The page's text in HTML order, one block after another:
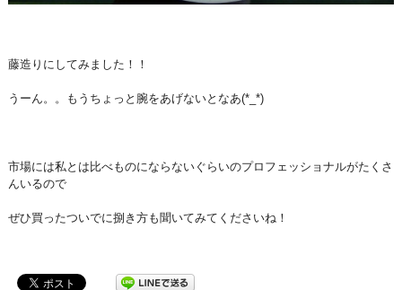
藤造りにしてみました！！
うーん。。もうちょっと腕をあげないとなあ(*_*)
市場には私とは比べものにならないぐらいのプロフェッショナルがたくさ
んいるので
ぜひ買ったついでに捌き方も聞いてみてくださいね！